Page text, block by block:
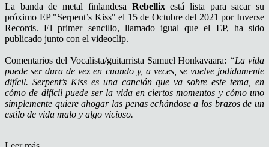
La banda de metal finlandesa Rebellixestá lista para sacar su
próximo EP "Serpent’s Kiss" el 15 de Octubre del 2021 por Inverse
Records. El primer sencillo, llamado igual que el EP, ha sido
publicado junto con el videoclip.
Comentarios del Vocalista/guitarrista Samuel Honkavaara: “La vida
puede ser dura de vez en cuando y, a veces, se vuelve jodidamente
difícil. Serpent’s Kiss es una canción que va sobre este tema, en
cómo de difícil puede ser la vida en ciertos momentos y cómo uno
simplemente quiere ahogar las penas echándose a los brazos de un
estilo de vida malo y algo vicioso.